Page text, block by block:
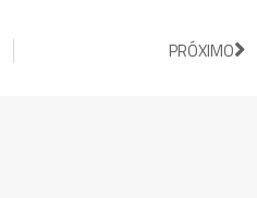
PRÓXIMO